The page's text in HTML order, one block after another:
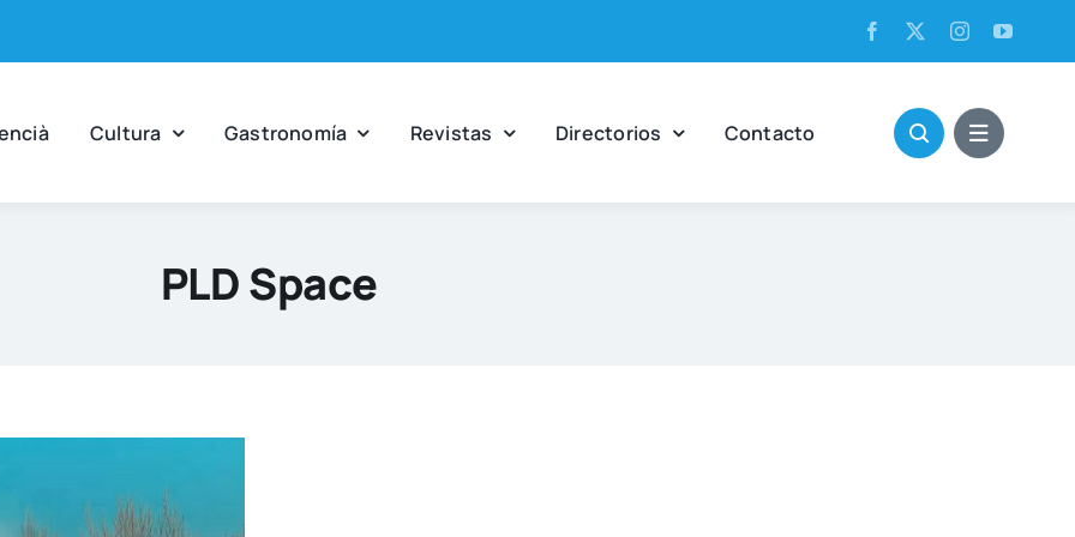
Cul­tu­ra Gas­tro­no­mía Revis­tas Direc­to­rios Con­tac­to
PLD Space